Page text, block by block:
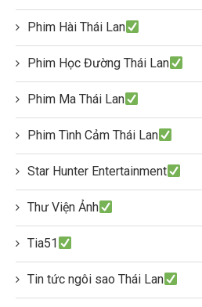
Phim Hài Thái Lan
Phim Học Đường Thái Lan
Phim Ma Thái Lan
Phim Tình Cảm Thái Lan
Star Hunter Entertainment
Thư Viện Ảnh
Tia51
Tin tức ngôi sao Thái Lan